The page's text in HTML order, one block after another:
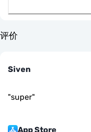
评价
Siven
"super"
App Store